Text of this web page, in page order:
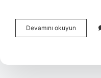
Devamını okuyun Babanın
Özellikleri